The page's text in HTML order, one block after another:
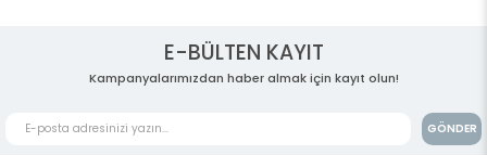
E-BÜLTEN KAYIT
Kampanyalarımızdan haber almak için kayıt olun!
GÖNDER